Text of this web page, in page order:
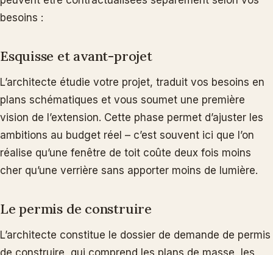
besoins :
Esquisse et avant-projet
L’architecte étudie votre projet, traduit vos besoins en
plans schématiques et vous soumet une première
vision de l’extension. Cette phase permet d’ajuster les
ambitions au budget réel – c’est souvent ici que l’on
réalise qu’une fenêtre de toit coûte deux fois moins
cher qu’une verrière sans apporter moins de lumière.
Le permis de construire
L’architecte constitue le dossier de demande de permis
de construire, qui comprend les plans de masse, les